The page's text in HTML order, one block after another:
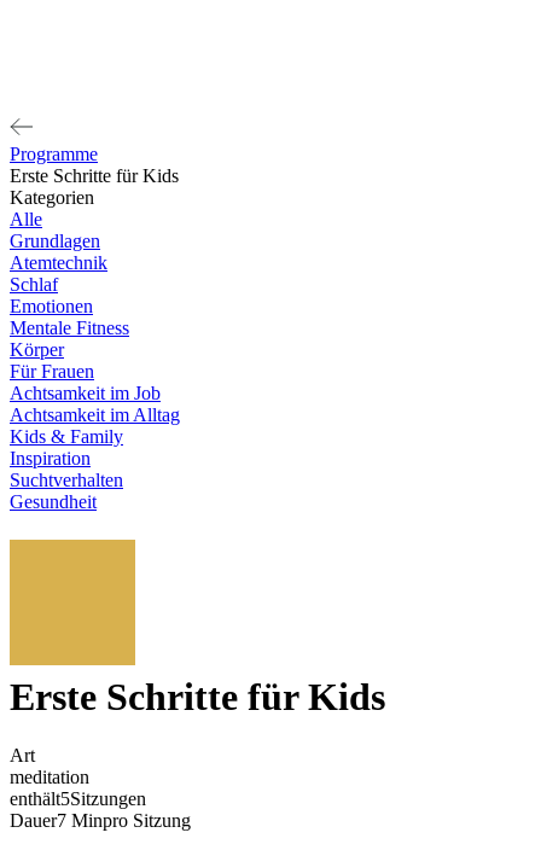
Programme
Erste Schritte für Kids
Kategorien
Alle
Grundlagen
Atemtechnik
Schlaf
Emotionen
Mentale Fitness
Körper
Für Frauen
Achtsamkeit im Job
Achtsamkeit im Alltag
Kids & Family
Inspiration
Suchtverhalten
Gesundheit
Erste Schritte für Kids
Art
meditation
enthält5Sitzungen
Dauer7 Minpro Sitzung